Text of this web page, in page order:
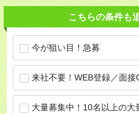
こちらの条件も
今が狙い目！急募
来社不要！WEB登録／面接
大量募集中！10名以上の大